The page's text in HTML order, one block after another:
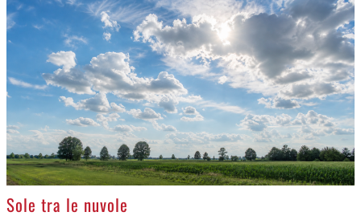
>
Sole tra le nuvole